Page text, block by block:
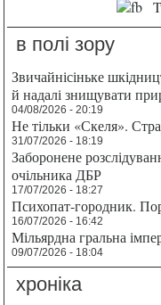
в полі зору
Звичайнісіньке
й надалі знищувати
04/08/2026 - 20:19
Не тільки «Скеля».
31/07/2026 - 18:19
Заборонене
очільника ДБР
17/07/2026 - 18:27
Психопат-городник.
16/07/2026 - 16:42
Мільярдна гральна
09/07/2026 - 18:04
хроніка